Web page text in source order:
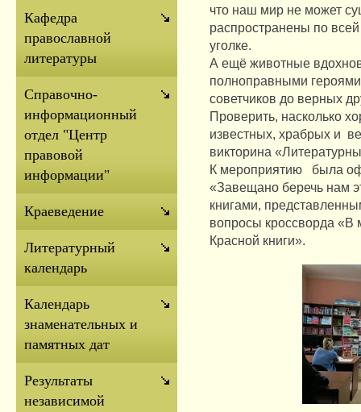
что наш мир не может
распространены по
уголке.
А ещё животные
полноправными
советчиков до верных
Проверить, насколько
известных, храбрых и
викторина
К мероприятию была
«Завещано беречь нам
книгами,
вопросы кроссворда
Красной книги».
Кафедра
православной
литературы
Справочно-
информационный
отдел "Центр
правовой
информации"
Краеведение
Литературный
календарь
Календарь
знаменательных и
памятных дат
Результаты
независимой